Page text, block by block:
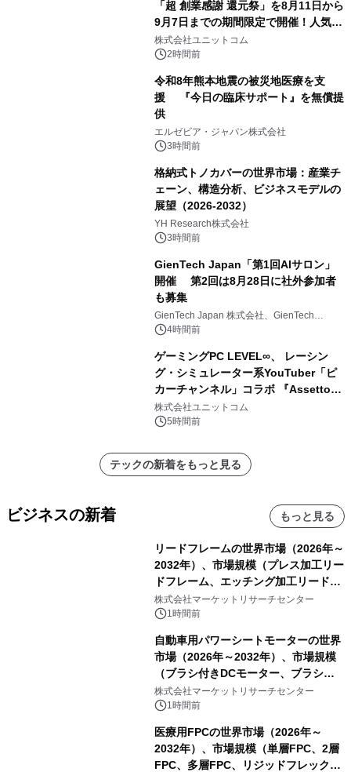
「超 創業感謝 還元祭」を8月11日から
9月7日までの期間限定で開催！人気の
ゲーミングPCや高性能ノートPCなど
対象iiyama PCのご購入で最大3万円分
株式会社ユニットコム
2時間前
令和8年熊本地震の被災地医療を支
援 『今日の臨床サポート』を無償提
供
エルゼビア・ジャパン株式会社
3時間前
格納式トノカバーの世界市場：産業チ
ェーン、構造分析、ビジネスモデルの
展望（2026-2032）
YH Research株式会社
3時間前
GienTech Japan「第1回AIサロン」
開催 第2回は8月28日に社外参加者
も募集
GienTech Japan 株式会社、GienTech
Consulting Japan 株式会社
4時間前
ゲーミングPC LEVEL∞、 レーシン
グ・シミュレーター系YouTuber「ピ
カーチャンネル」コラボ 『Assetto
Corsa EVO』推奨パソコン販売中
株式会社ユニットコム
5時間前
テックの新着をもっと見る
ビジネスの新着 もっと見る
リードフレームの世界市場（2026年～
2032年）、市場規模（プレス加工リー
ドフレーム、エッチング加工リードフ
レーム）・分析レポートを発表
株式会社マーケットリサーチセンター
1時間前
自動車用パワーシートモーターの世界
市場（2026年～2032年）、市場規模
（ブラシ付きDCモーター、ブラシレ
スDCモーター）・分析レポートを発
表
株式会社マーケットリサーチセンター
1時間前
医療用FPCの世界市場（2026年～
2032年）、市場規模（単層FPC、2層
FPC、多層FPC、リジッドフレックス